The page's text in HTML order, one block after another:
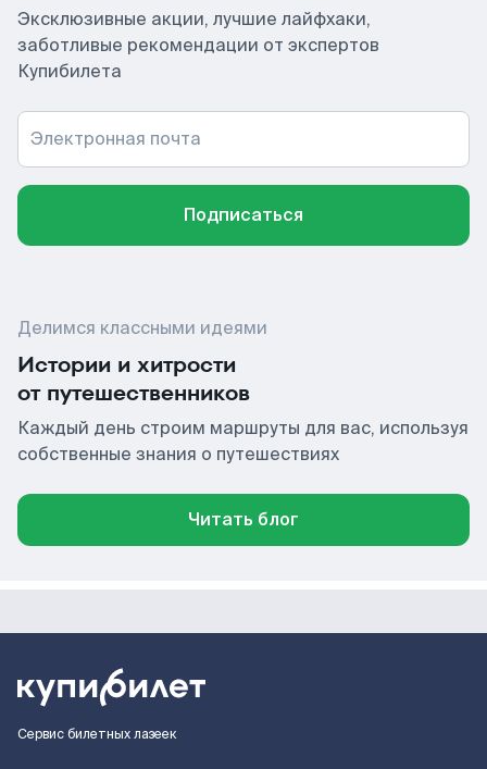
Эксклюзивные акции, лучшие лайфхаки,
заботливые рекомендации от экспертов
Купибилета
Электронная почта
Подписаться
Делимся классными идеями
Истории и хитрости
от путешественников
Каждый день строим маршруты для вас, используя
собственные знания о путешествиях
Читать блог
Сервис билетных лазеек